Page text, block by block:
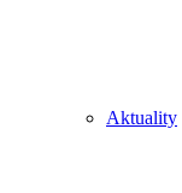
Aktuality